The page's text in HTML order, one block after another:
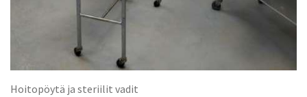
Hoitopöytä ja steriilit vadit